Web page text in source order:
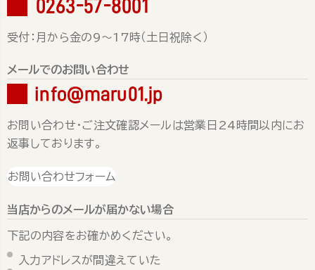
0263-57-8001
受付：月から金の9～17時（土日祝除く）
メールでのお問い合わせ
info@maru01.jp
お問い合わせ・ご注文確認メールは営業日24時間以内にお
返事しております。
お問い合わせフォーム
当店からのメールが届かない場合
下記の内容をお確かめください。
入力アドレスが間違えていた